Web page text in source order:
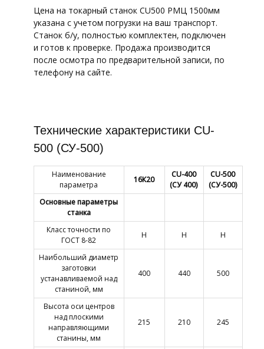
Цена на токарный станок CU500 РМЦ 1500мм
указана с учетом погрузки на ваш транспорт.
Станок б/у, полностью комплектен, подключен
и готов к проверке. Продажа производится
после осмотра по предварительной записи, по
телефону на сайте.
Технические характеристики CU-
500 (СУ-500)
Наименование
параметра
16К20
CU-400
(СУ 400)
CU-500
(СУ-500)
Основные параметры
станка
Класс точности по
ГОСТ 8-82
Н Н Н
Наибольший диаметр
заготовки
устанавливаемой над
станиной, мм
400 440 500
Высота оси центров
над плоскими
направляющими
станины, мм
215 210 245